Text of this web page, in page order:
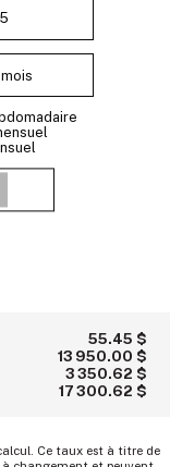
55.45 $
13 950.00 $
3 350.62 $
17 300.62 $
Ce taux est à titre de